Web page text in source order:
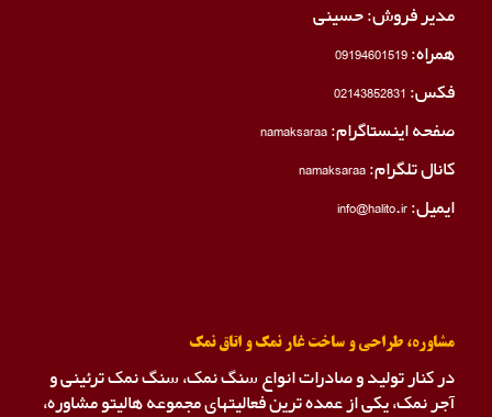
مدیر فروش: حسینی
همراه:09194601519
فکس:02143852831
صفحه اینستاگرام:namaksaraa
کانال تلگرام:namaksaraa
ایمیل: info@halito.ir
مشاوره، طراحی و ساخت غار نمک و اتاق نمک
در کنار تولید و صادرات انواع سنگ نمک، سنگ نمک ترئینی و
آجر نمک، یکی از عمده ترین فعالیتهای مجموعه هالیتو مشاوره،